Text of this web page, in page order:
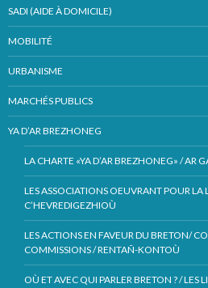
SADI (AIDE À DOMICILE)
MOBILITÉ
URBANISME
MARCHÉS PUBLICS
YA D’AR BREZHONEG
LA CHARTE «YA D’AR BREZHONEG» / AR
LES ASSOCIATIONS OEUVRANT POUR
C’HEVREDIGEZHIOÙ
LES ACTIONS EN FAVEUR DU BRETON/
COMMISSIONS / RENTAÑ-KONTOÙ
OÙ ET AVEC QUI PARLER BRETON ? / LES